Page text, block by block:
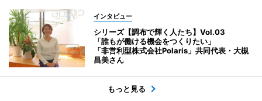
インタビュー
シリーズ【調布で輝く人たち】Vol.03
「誰もが働ける機会をつくりたい」
「非営利型株式会社Polaris」共同代表・大槻
昌美さん
もっと見る